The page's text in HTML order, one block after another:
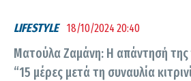
LIFESTYLE 18/10/2024 20:40
Ματούλα Ζαμάνη: Η απάντησή της
“15 μέρες μετά τη συναυλία